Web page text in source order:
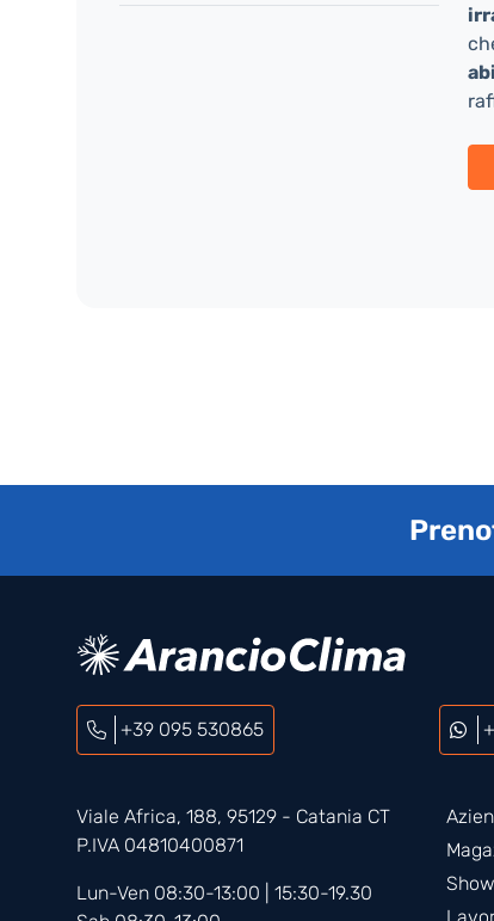
Viale Africa, 188, 95129 - Catania CT
P.IVA 04810400871
Lun-Ven 08:30-13:00 | 15:30-19.30
+39 095 530865